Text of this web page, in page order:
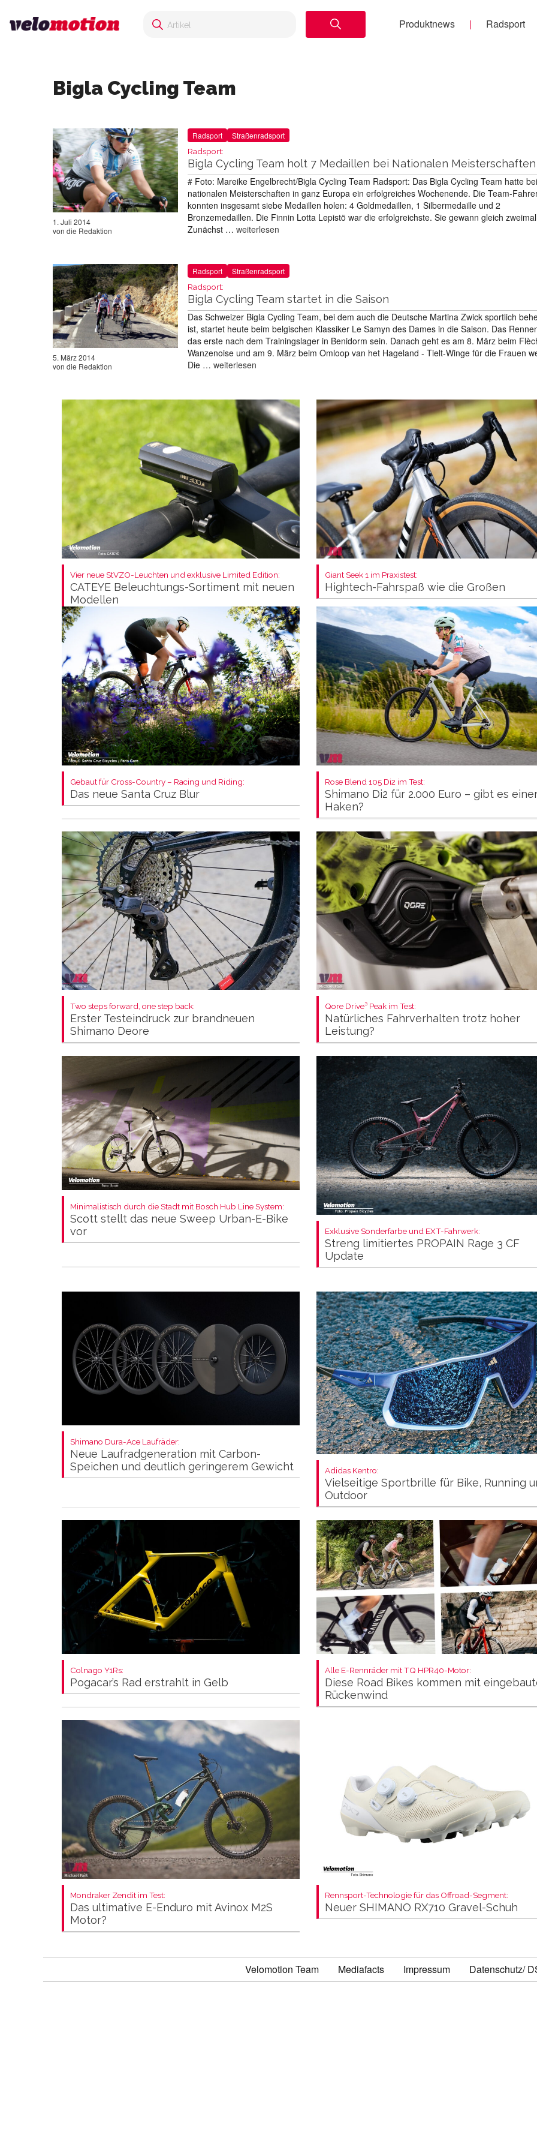
Produktnews Radsport
Bigla Cycling Team
1. Juli 2014
von die Redaktion
Radsport Straßenradsport
Radsport:
Bigla Cycling Team holt 7 Medaillen bei Nationalen Meisterschaften
# Foto: Mareike Engelbrecht/Bigla Cycling Team Radsport: Das Bigla Cycling Team hatte
nationalen Meisterschaften in ganz Europa ein erfolgreiches Wochenende. Die Team-
konnten insgesamt siebe Medaillen holen: 4 Goldmedaillen, 1 Silbermedaille und 2
Bronzemedaillen. Die Finnin Lotta Lepistö war die erfolgreichste. Sie gewann gleich
Zunächst … weiterlesen
5. März 2014
von die Redaktion
Radsport Straßenradsport
Radsport:
Bigla Cycling Team startet in die Saison
Das Schweizer Bigla Cycling Team, bei dem auch die Deutsche Martina Zwick sportlich
ist, startet heute beim belgischen Klassiker Le Samyn des Dames in die Saison. Das
das erste nach dem Trainingslager in Benidorm sein. Danach geht es am 8. März beim
Wanzenoise und am 9. März beim Omloop van het Hageland - Tielt-Winge für die Frauen
Die … weiterlesen
Vier neue StVZO-Leuchten und exklusive Limited Edition:
CATEYE Beleuchtungs-Sortiment mit neuen
Modellen
Giant Seek 1 im Praxistest:
Hightech-Fahrspaß wie die Großen
Gebaut für Cross-Country – Racing und Riding:
Das neue Santa Cruz Blur
Rose Blend 105 Di2 im Test:
Shimano Di2 für 2.000 Euro – gibt es
Haken?
Two steps forward, one step back:
Erster Testeindruck zur brandneuen
Shimano Deore
Qore Drive³ Peak im Test:
Natürliches Fahrverhalten trotz hoher
Leistung?
Minimalistisch durch die Stadt mit Bosch Hub Line System:
Scott stellt das neue Sweep Urban-E-Bike
vor
Exklusive Sonderfarbe und EXT-Fahrwerk:
Streng limitiertes PROPAIN Rage 3 CF
Update
Shimano Dura-Ace Laufräder:
Neue Laufradgeneration mit Carbon-
Speichen und deutlich geringerem Gewicht
Adidas Kentro:
Vielseitige Sportbrille für Bike, Running
Outdoor
Colnago Y1Rs:
Pogacar’s Rad erstrahlt in Gelb
Alle E-Rennräder mit TQ HPR40-Motor:
Diese Road Bikes kommen mit
Rückenwind
Mondraker Zendit im Test:
Das ultimative E-Enduro mit Avinox M2S
Motor?
Rennsport-Technologie für das Offroad-Segment:
Neuer SHIMANO RX710 Gravel-Schuh
Velomotion Team Mediafacts Impressum Datenschutz/